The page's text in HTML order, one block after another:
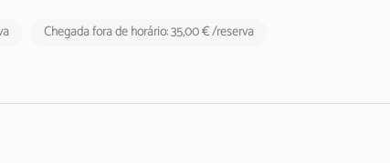
Chegada fora de horário: 35,00 € /reserva